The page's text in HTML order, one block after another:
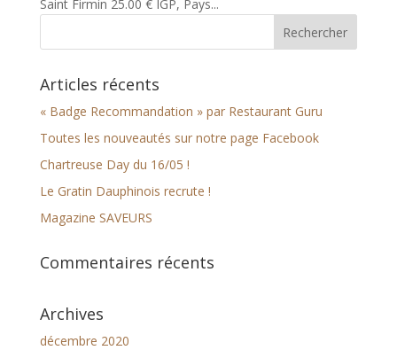
Saint Firmin 25.00 € IGP, Pays...
Articles récents
« Badge Recommandation » par Restaurant Guru
Toutes les nouveautés sur notre page Facebook
Chartreuse Day du 16/05 !
Le Gratin Dauphinois recrute !
Magazine SAVEURS
Commentaires récents
Archives
décembre 2020